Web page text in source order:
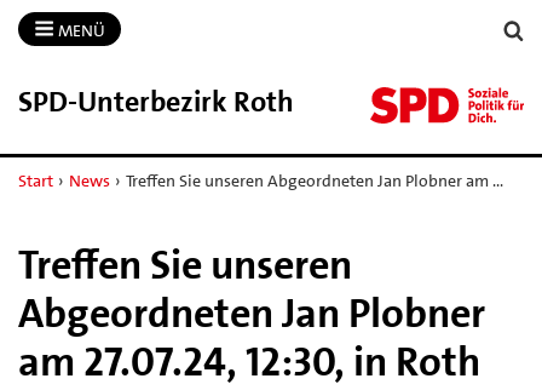
MENÜ
SPD-​Unterbezirk Roth
Start › News › Treffen Sie unseren Abgeordneten Jan Plobner am …
Treffen Sie unseren
Abgeordneten Jan Plobner
am 27.07.24, 12:30, in Roth